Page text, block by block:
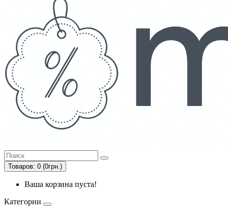
Товаров: 0 (0грн.)
Ваша корзина пуста!
Категории